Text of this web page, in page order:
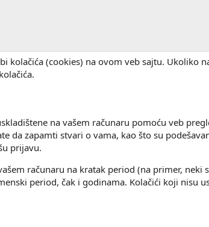
kolačića (cookies) na ovom veb sajtu. Ukoliko
na vašem računaru pomoću veb
da zapamti stvari o vama, kao što su
prijavu.
računaru na kratak period (na primer, neki
period, čak i godinama. Kolačići koji nisu